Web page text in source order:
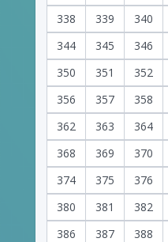
338
339 340
344
345 346
350
351 352
356
357 358
362
363 364
368
369 370
374
375 376
380
381 382
386
387 388